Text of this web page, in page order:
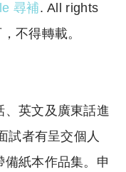
尋補. All rights
不得轉載。
英文及廣東話進
試者有呈交個人
紙本作品集。申